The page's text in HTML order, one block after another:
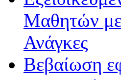
Μαθητών με
Ανάγκες
Βεβαίωση